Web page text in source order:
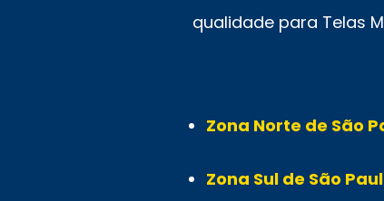
qualidade para Telas
Zona Norte de São
Zona Sul de São